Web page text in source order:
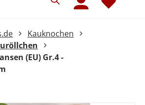
Kauknochen
(EU) Gr.4 -